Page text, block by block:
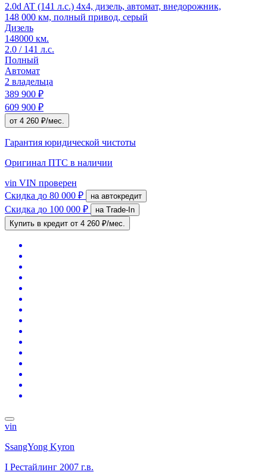
2.0d AT (141 л.с.) 4x4, дизель, автомат, внедорожник,
148 000 км, полный привод, серый
Дизель
148000 км.
2.0 / 141 л.с.
Полный
Автомат
2 владельца
389 900 ₽
609 900 ₽
от 4 260 ₽/мес.
Гарантия юридической чистоты
Оригинал ПТС в наличии
vin VIN проверен
Скидка до 80 000 ₽ на автокредит
Скидка до 100 000 ₽
на Trade-In
Купить в кредит от 4 260 ₽/мес.
vin
SsangYong Kyron
I Рестайлинг 2007 г.в.